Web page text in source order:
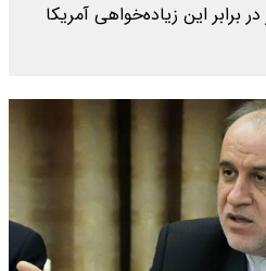
این زیاده‌خواهی آمریکا